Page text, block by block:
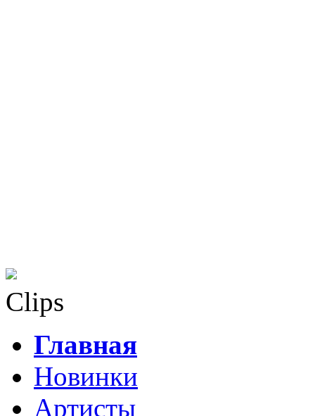
Clips
Главная
Новинки
Артисты